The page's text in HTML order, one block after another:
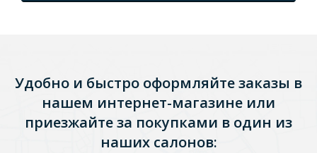
Удобно и быстро оформляйте заказы в
нашем интернет-магазине или
приезжайте за покупками в один из
наших салонов: